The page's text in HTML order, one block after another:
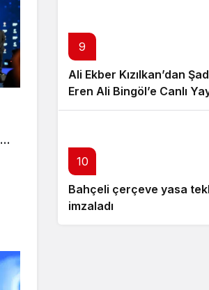
9
Ali Ekber Kızılkan’dan
Eren Ali Bingöl’e Canlı
10
Bahçeli çerçeve yasa
imzaladı